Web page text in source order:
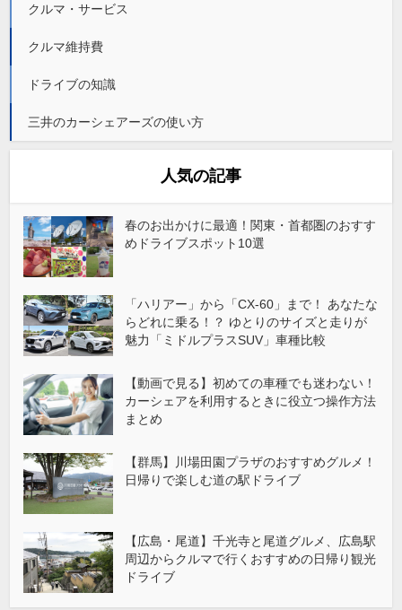
クルマ・サービス
クルマ維持費
ドライブの知識
三井のカーシェアーズの使い方
人気の記事
春のお出かけに最適！関東・首都圏のおすす
めドライブスポット10選
「ハリアー」から「CX-60」まで！ あなたな
らどれに乗る！？ ゆとりのサイズと走りが
魅力「ミドルプラスSUV」車種比較
【動画で見る】初めての車種でも迷わない！
カーシェアを利用するときに役立つ操作方法
まとめ
【群馬】川場田園プラザのおすすめグルメ！
日帰りで楽しむ道の駅ドライブ
【広島・尾道】千光寺と尾道グルメ、広島駅
周辺からクルマで行くおすすめの日帰り観光
ドライブ